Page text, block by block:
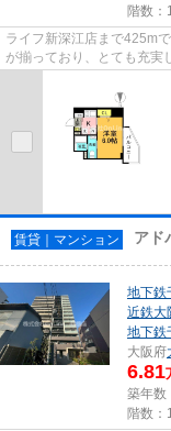
階数：
ライフ新深江店まで425m
が揃っており、とても充実
の物件で魅力的です。地上
賃貸｜マンション アド
地下鉄
近鉄大
地下鉄
大阪府
6.81
築年数
階数：